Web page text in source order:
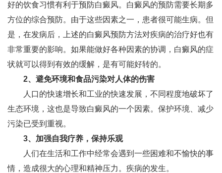
好的饮食习惯有利于预防白癜风。白癜风的预防需要长期多
方位的综合预防。由于这些因素之一，患者很可能生病。但
是，在发病后，上述的白癜风预防方法对疾病的治疗好也有
非常重要的影响。如果能做好各种因素的协调，白癜风的症
状就可以得到有效的缓解，是有可能好转的。
2、避免环境和食品污染对人体的伤害
人口的快速增长和工业的快速发展，不同程度地破坏了
生态环境，这也是导致白癜风的一个因素。保护环境、减少
污染已受到重视。
3、加强自我疗养，保持乐观
人们在生活和工作中经常会遇到一些困难和不愉快的事
情，造成很大的心理和精神压力。疾病的发生。